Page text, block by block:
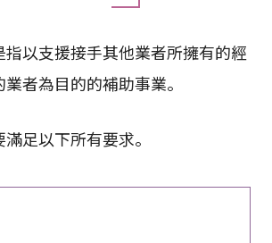
以支援接手其他業者所擁有的經
者為目的的補助事業。
足以下所有要求。